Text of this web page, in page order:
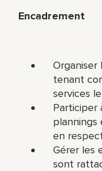
Encadrement
Organiser
tenant
services
Participer
plannings
en
Gérer les
sont